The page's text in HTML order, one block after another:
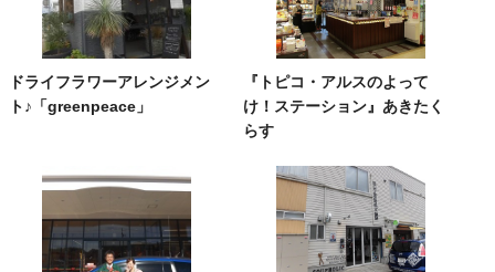
ドライフラワーアレンジメン
ト♪「greenpeace」
『トピコ・アルスのよって
け！ステーション』あきたく
らす